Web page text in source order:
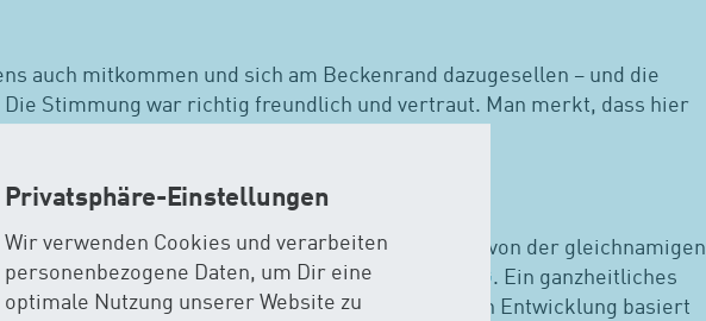
Privatsphäre-Einstellungen
Wir verwenden Cookies und verarbeiten
personenbezogene Daten, um Dir eine
optimale Nutzung unserer Website zu
auch mitkommen und sich am Beckenrand dazugesellen – und die
Stimmung war richtig freundlich und vertraut. Man merkt, dass hier
wird, sondern mit Herz gearbeitet wird.
– was dahintersteckt
auf derMethode Iris Augsburger, entwickelt von der gleichnamigen
und Inhaberin derH 2 O Wasser erleben AG. Ein ganzheitliches
aus der Hirnforschung und der kindlichen Entwicklung basiert